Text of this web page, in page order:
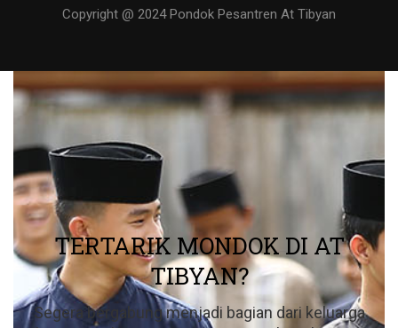
Copyright @ 2024 Pondok Pesantren At Tibyan
TERTARIK MONDOK DI AT
TIBYAN?
Segera bergabung menjadi bagian dari keluarga